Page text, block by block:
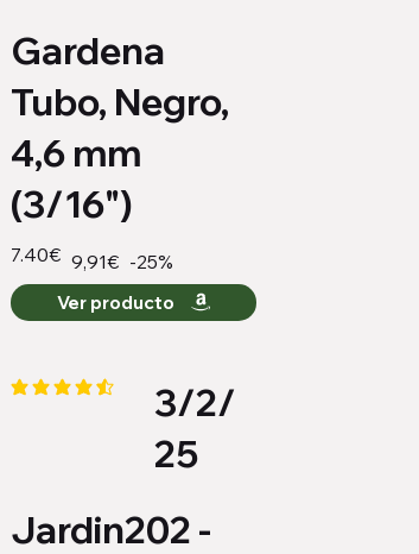
Gardena
Tubo, Negro,
4,6 mm
(3/16")
7.40€ 9,91€ -25%
Ver producto
la calificación promedio es 4.4 de 5
3/2/
25
Jardin202 -